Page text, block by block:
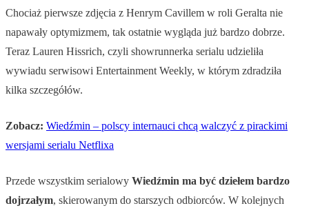
Chociaż pierwsze zdjęcia z Henrym Cavillem w roli Geralta nie
napawały optymizmem, tak ostatnie wygląda już bardzo dobrze.
Teraz Lauren Hissrich, czyli showrunnerka serialu udzieliła
wywiadu serwisowi Entertainment Weekly, w którym zdradziła
kilka szczegółów.
Zobacz: Wiedźmin – polscy internauci chcą walczyć z pirackimi
wersjami serialu Netflixa
Przede wszystkim serialowy Wiedźmin ma być dziełem bardzo
dojrzałym, skierowanym do starszych odbiorców. W kolejnych